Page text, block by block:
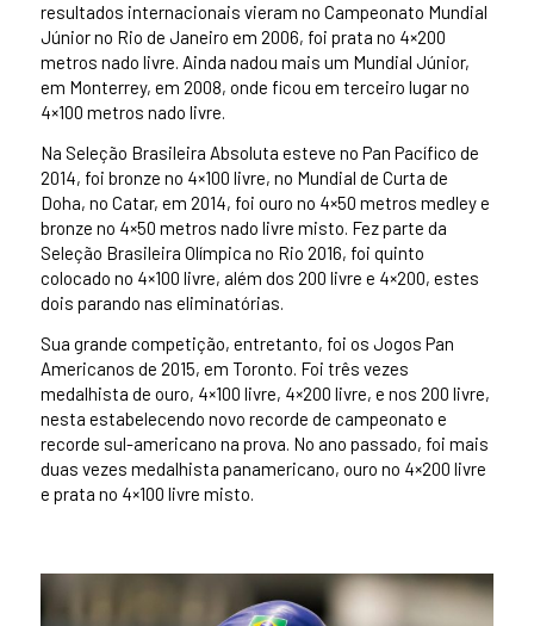
resultados internacionais vieram no Campeonato Mundial
Júnior no Rio de Janeiro em 2006, foi prata no 4×200
metros nado livre. Ainda nadou mais um Mundial Júnior,
em Monterrey, em 2008, onde ficou em terceiro lugar no
4×100 metros nado livre.
Na Seleção Brasileira Absoluta esteve no Pan Pacífico de
2014, foi bronze no 4×100 livre, no Mundial de Curta de
Doha, no Catar, em 2014, foi ouro no 4×50 metros medley e
bronze no 4×50 metros nado livre misto. Fez parte da
Seleção Brasileira Olímpica no Rio 2016, foi quinto
colocado no 4×100 livre, além dos 200 livre e 4×200, estes
dois parando nas eliminatórias.
Sua grande competição, entretanto, foi os Jogos Pan
Americanos de 2015, em Toronto. Foi três vezes
medalhista de ouro, 4×100 livre, 4×200 livre, e nos 200 livre,
nesta estabelecendo novo recorde de campeonato e
recorde sul-americano na prova. No ano passado, foi mais
duas vezes medalhista panamericano, ouro no 4×200 livre
e prata no 4×100 livre misto.